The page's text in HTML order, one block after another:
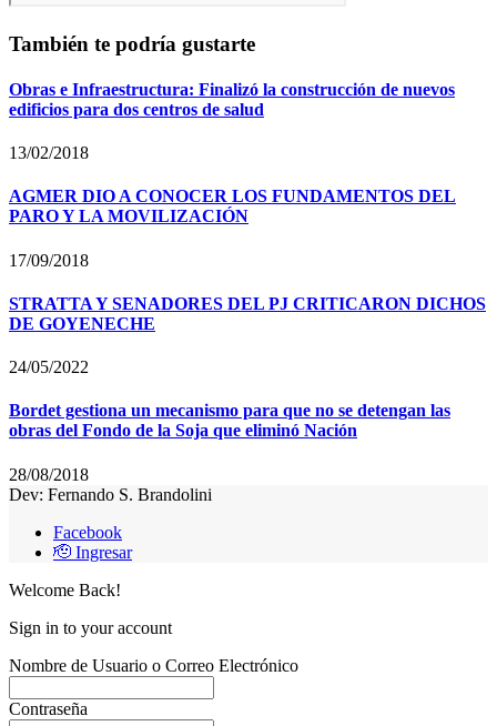
También te podría gustarte
Obras e Infraestructura: Finalizó la construcción de nuevos
edificios para dos centros de salud
13/02/2018
AGMER DIO A CONOCER LOS FUNDAMENTOS DEL
PARO Y LA MOVILIZACIÓN
17/09/2018
STRATTA Y SENADORES DEL PJ CRITICARON DICHOS
DE GOYENECHE
24/05/2022
Bordet gestiona un mecanismo para que no se detengan las
obras del Fondo de la Soja que eliminó Nación
28/08/2018
Dev: Fernando S. Brandolini
Facebook
🫡 Ingresar
Welcome Back!
Sign in to your account
Nombre de Usuario o Correo Electrónico
Contraseña